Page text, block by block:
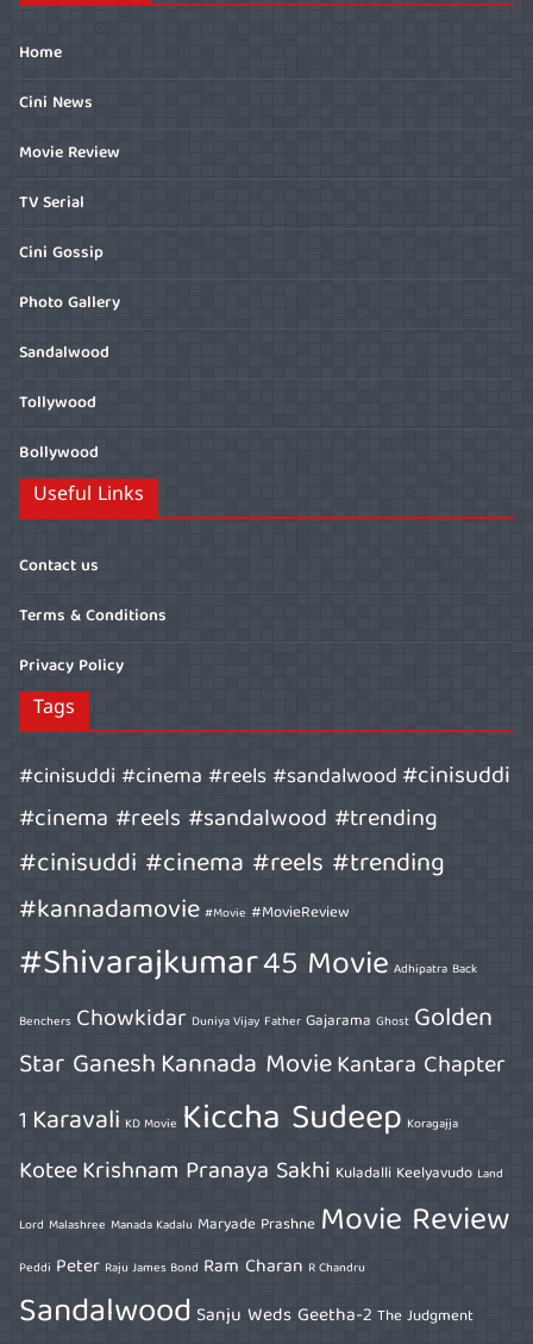
Home
Cini News
Movie Review
TV Serial
Cini Gossip
Photo Gallery
Sandalwood
Tollywood
Bollywood
Useful Links
Contact us
Terms & Conditions
Privacy Policy
Tags
#cinisuddi #cinema #reels #sandalwood#cinisuddi
#cinema #reels #sandalwood #trending
#cinisuddi #cinema #reels #trending
#kannadamovie #Movie #MovieReview
#Shivarajkumar45 Movie Adhipatra Back
Benchers Chowkidar Duniya Vijay Father Gajarama Ghost Golden
Star GaneshKannada MovieKantara Chapter
1 Karavali KD Movie Kiccha Sudeep Koragajja
KoteeKrishnam Pranaya Sakhi Kuladalli Keelyavudo Land
Lord Malashree Manada Kadalu Maryade Prashne Movie Review
Peddi Peter Raju James Bond Ram Charan R Chandru
Sandalwood Sanju Weds Geetha-2 The Judgment